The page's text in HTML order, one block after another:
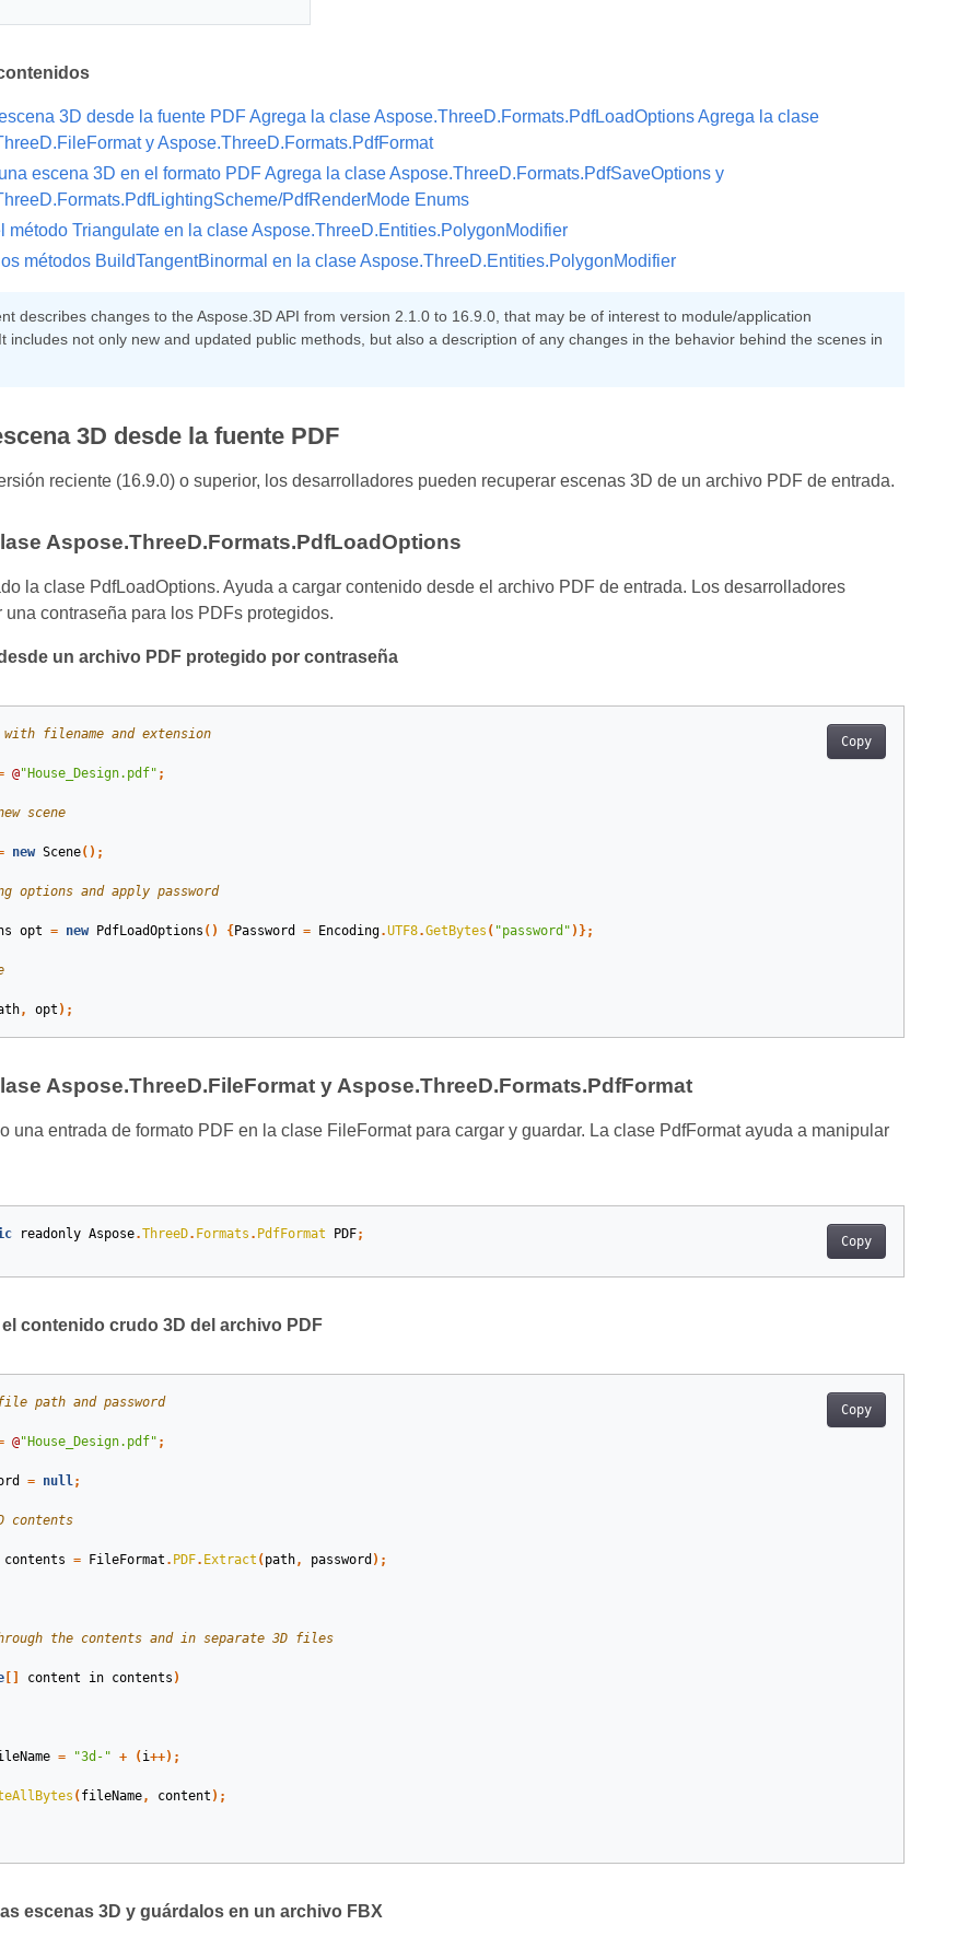
3D desde la fuente PDF Agrega la clase Aspose.ThreeD.Formats.PdfLoadOptions Agrega la clase
y Aspose.ThreeD.Formats.PdfFormat
escena 3D en el formato PDF Agrega la clase Aspose.ThreeD.Formats.PdfSaveOptions y
PdfRenderMode Enums
método Triangulate en la clase Aspose.ThreeD.Entities.PolygonModifier
métodos BuildTangentBinormal en la clase Aspose.ThreeD.Entities.PolygonModifier
describes changes to the Aspose.3D API from version 2.1.0 to 16.9.0, that may be of interest to module/application
includes not only new and updated public methods, but also a description of any changes in the behavior behind the scenes in
3D desde la fuente PDF
reciente (16.9.0) o superior, los desarrolladores pueden recuperar escenas 3D de un archivo PDF de entrada.
Aspose.ThreeD.Formats.PdfLoadOptions
la clase PdfLoadOptions. Ayuda a cargar contenido desde el archivo PDF de entrada. Los desarrolladores
contraseña para los PDFs protegidos.
un archivo PDF protegido por contraseña
Copy
filename and extension
@"House_Design.pdf" ;
scene
new Scene();
options and apply password
opt = new PdfLoadOptions () { Password = Encoding.UTF8.GetBytes ( "password" )};
, opt );
Aspose.ThreeD.FileFormat y Aspose.ThreeD.Formats.PdfFormat
una entrada de formato PDF en la clase FileFormat para cargar y guardar. La clase PdfFormat ayuda a manipular
Copy
readonly Aspose.ThreeD. Formats . PdfFormat PDF;
contenido crudo 3D del archivo PDF
Copy
path and password
@"House_Design.pdf" ;
= null;
contents
contents = FileFormat . PDF. Extract ( path, password );
the contents and in separate 3D files
[] content in contents )
= "3d-" + ( i++);
( fileName, content );
escenas 3D y guárdalos en un archivo FBX